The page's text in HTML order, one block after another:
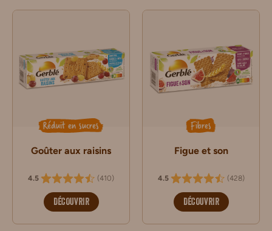
Réduit en sucres
Goûter aux raisins
4.5 (410)
DÉCOUVRIR
Fibres
Figue et son
4.5 (428)
DÉCOUVRIR